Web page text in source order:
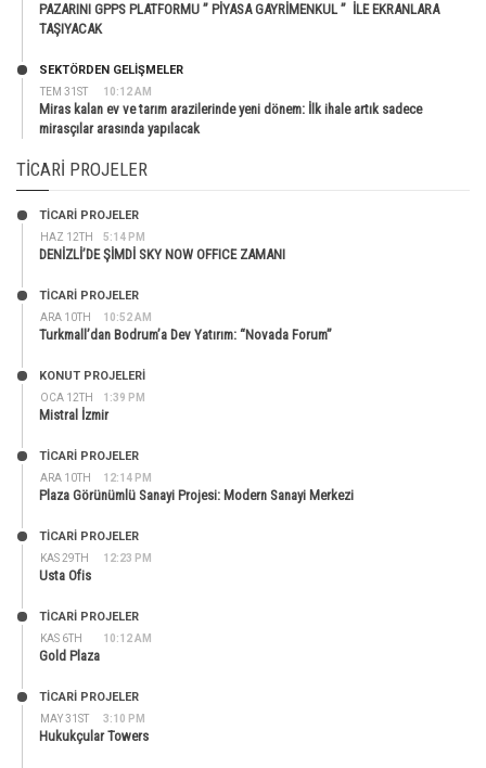
PAZARINI GPPS PLATFORMU ” PİYASA GAYRİMENKUL ” İLE EKRANLARA
TAŞIYACAK
TEM 31ST 10:12 AM
SEKTÖRDEN GELIŞMELER
Miras kalan ev ve tarım arazilerinde yeni dönem: İlk ihale artık sadece
mirasçılar arasında yapılacak
TICARI PROJELER
HAZ 12TH 5:14 PM
TİCARİ PROJELER
DENİZLİ’DE ŞİMDİ SKY NOW OFFICE ZAMANI
ARA 10TH 10:52 AM
TİCARİ PROJELER
Turkmall’dan Bodrum’a Dev Yatırım: “Novada Forum”
OCA 12TH 1:39 PM
KONUT PROJELERI
Mistral İzmir
ARA 10TH 12:14 PM
TİCARİ PROJELER
Plaza Görünümlü Sanayi Projesi: Modern Sanayi Merkezi
KAS 29TH 12:23 PM
TİCARİ PROJELER
Usta Ofis
KAS 6TH 10:12 AM
TİCARİ PROJELER
Gold Plaza
MAY 31ST 3:10 PM
TİCARİ PROJELER
Hukukçular Towers